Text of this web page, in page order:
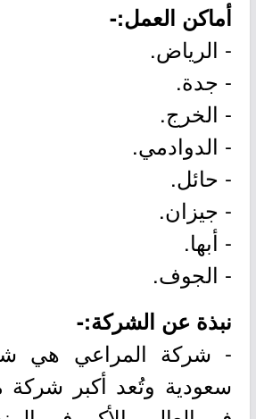
أماكن العمل:-
- الرياض.
- جدة.
- الخرج.
- الدوادمي.
- حائل.
- جيزان.
- أبها.
- الجوف.
نبذة عن الشركة:-
- شركة المراعي هي
سعودية وتُعد أكبر شركة